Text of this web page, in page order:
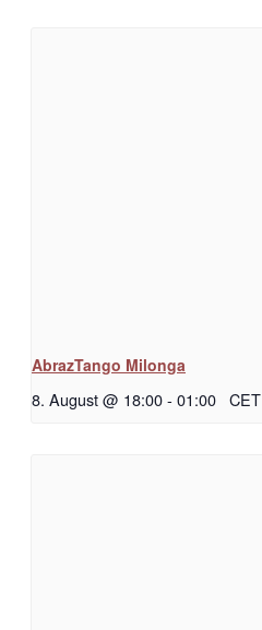
AbrazTango Milonga
8. August @ 18:00- 01:00 CET